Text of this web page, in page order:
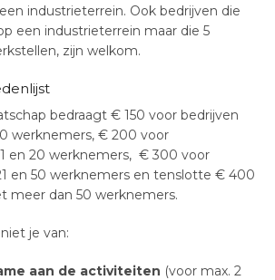
industrieterrein. Ook bedrijven die
een industrieterrein maar die 5
zijn welkom.
bedraagt € 150 voor bedrijven
werknemers, € 200 voor
en 20 werknemers, € 300 voor
en 50 werknemers en tenslotte € 400
meer dan 50 werknemers.
je van:
aan de activiteiten (voor max. 2